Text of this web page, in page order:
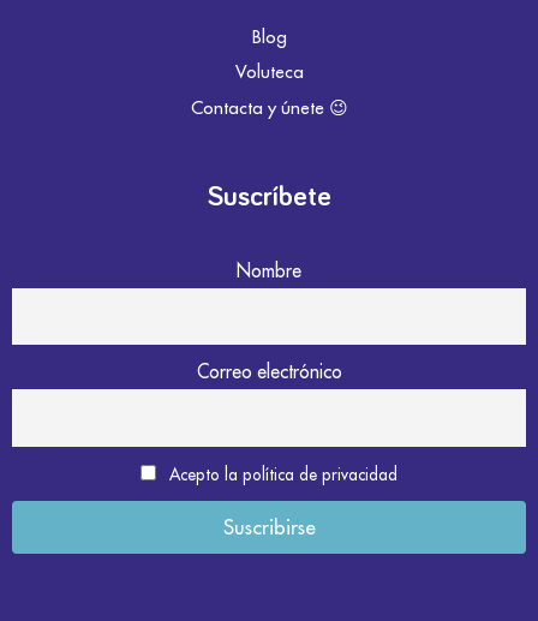
Blog
Voluteca
Contacta y únete 😉
Suscríbete
Nombre
Correo electrónico
Acepto la política de privacidad